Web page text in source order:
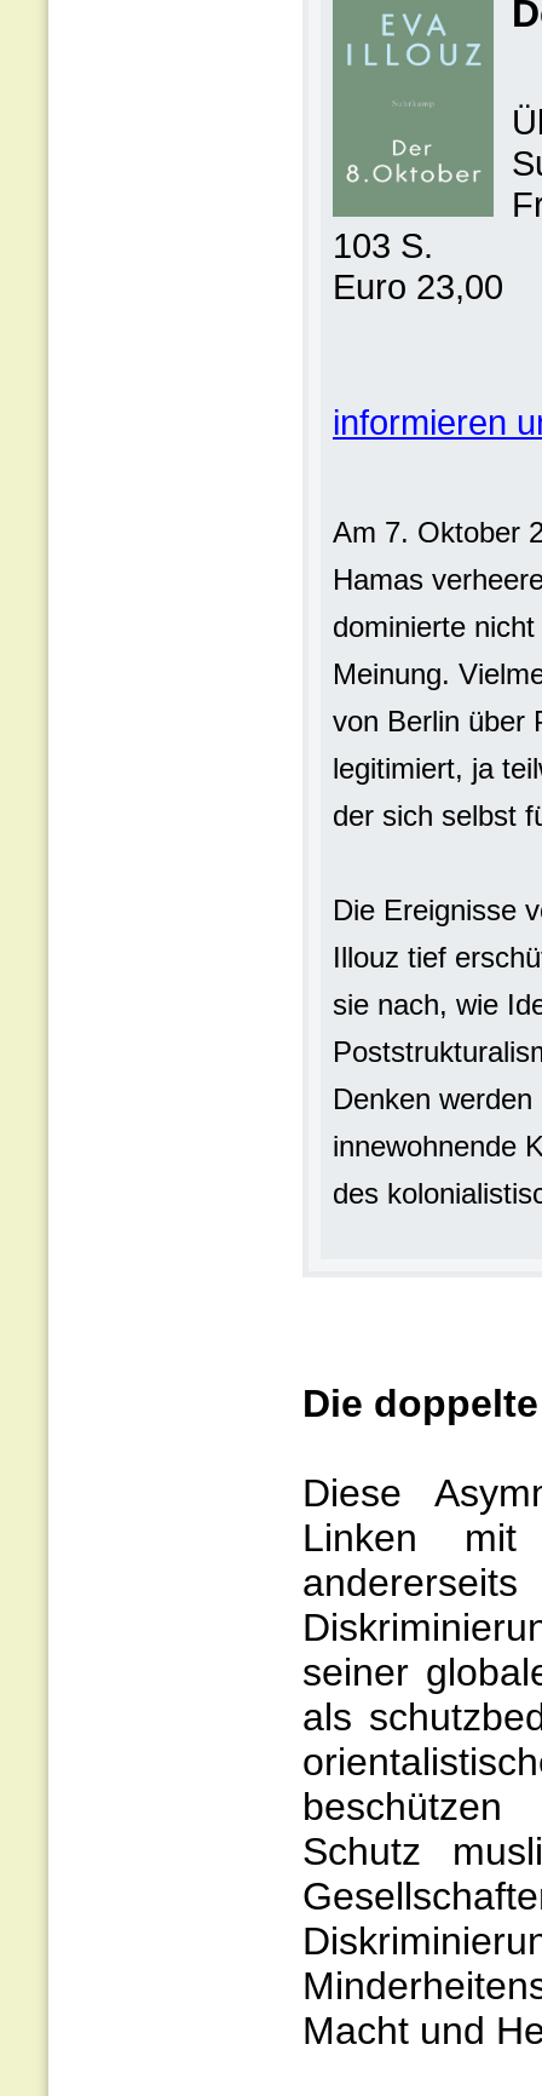
103 S.
Euro 23,00
informieren
Am 7. Oktober
Hamas
dominierte
Meinung.
von Berlin über
legitimiert, ja
der sich selbst
Die Ereignisse
Illouz tief
sie nach, wie
Denken
innewohnende
des
Die
Diese
Linken mit
seiner
als
Schutz
Macht und